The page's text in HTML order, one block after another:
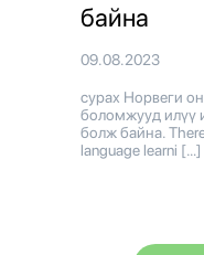
байна
09.08.2023
сурах Норвеги
боломжууд илүү
болж байна.
language learni […]